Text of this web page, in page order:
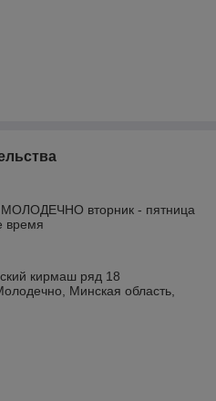
вторник - пятница
время
кирмаш ряд 18
Минская область,